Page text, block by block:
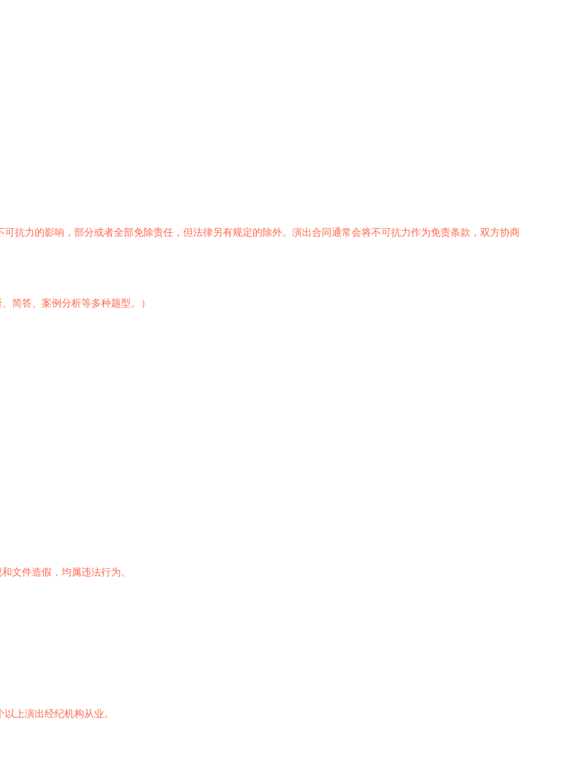
抗力的影响，部分或者全部免除责任，但法律另有规定的除外。演出合同通常会将不可抗力作为免责条款，双方协商
简答、案例分析等多种题型。）
文件造假，均属违法行为。
上演出经纪机构从业。